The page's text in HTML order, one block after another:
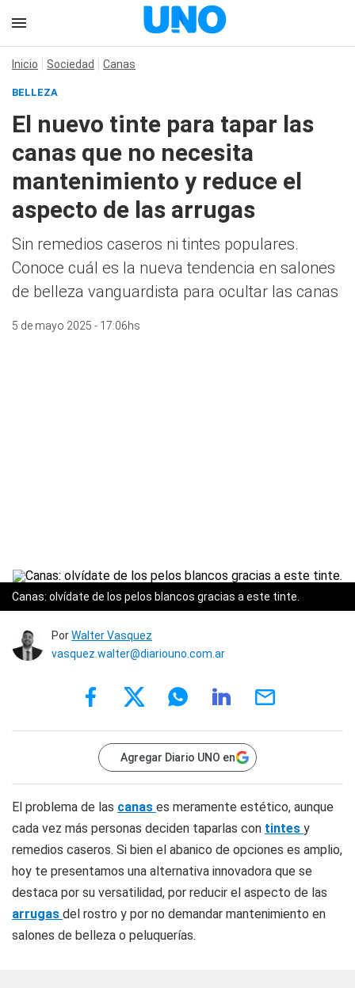
Inicio Sociedad Canas
BELLEZA
El nuevo tinte para tapar las
canas que no necesita
mantenimiento y reduce el
aspecto de las arrugas
Sin remedios caseros ni tintes populares.
Conoce cuál es la nueva tendencia en salones
de belleza vanguardista para ocultar las canas
5 de mayo 2025 - 17:06hs
Canas: olvídate de los pelos blancos gracias a este tinte.
PorWalter Vasquez
vasquez.walter@diariouno.com.ar
Agregar Diario UNO en
El problema de las canas es meramente estético, aunque
cada vez más personas deciden taparlas con tintes y
remedios caseros. Si bien el abanico de opciones es amplio,
hoy te presentamos una alternativa innovadora que se
destaca por su versatilidad, por reducir el aspecto de las
arrugas del rostro y por no demandar mantenimiento en
salones de belleza o peluquerías.